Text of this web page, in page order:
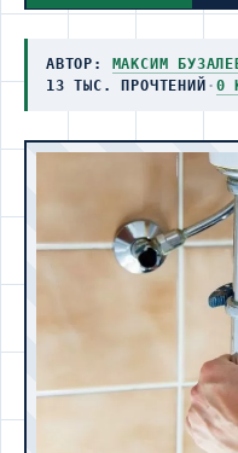
АВТОР: МАКСИМ
13 ТЫС. ПРОЧТЕНИЙ · 0